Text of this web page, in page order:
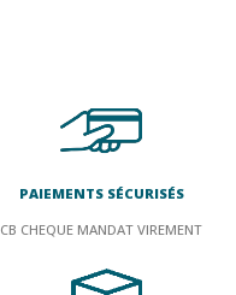
PAIEMENTS SÉCURISÉS
CB CHEQUE MANDAT VIREMENT